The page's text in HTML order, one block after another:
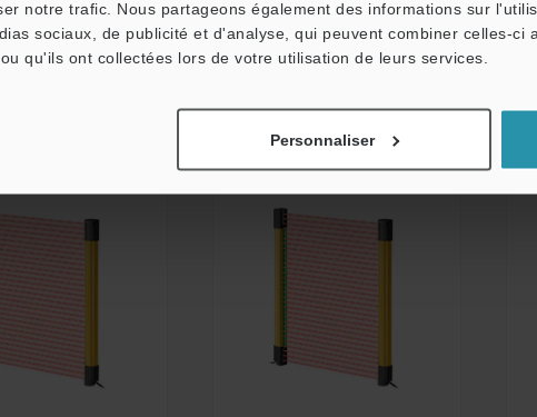
notre trafic. Nous partageons également des informations sur
sociaux, de publicité et d'analyse, qui peuvent combiner celles-ci
qu'ils ont collectées lors de votre utilisation de leurs services.
Personnaliser
Fiche technique
CAO / CAE
Manuels